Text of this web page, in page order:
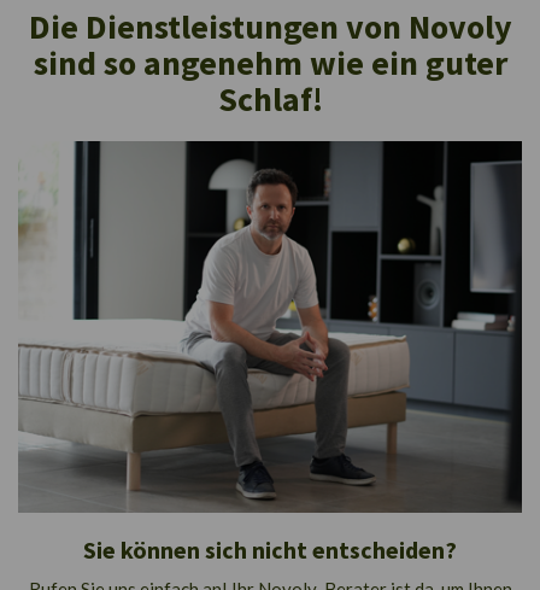
Thu H.
(05/11/
Die Dienstleistungen von Novoly
sind so angenehm wie ein guter
Schlaf!
Sie können sich nicht entscheiden?